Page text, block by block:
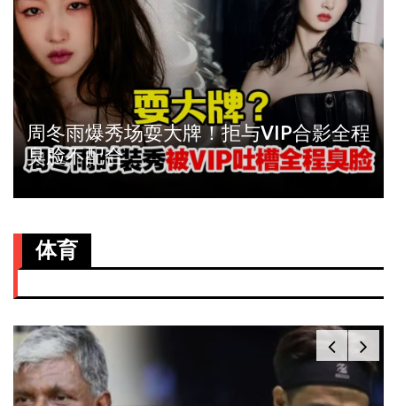
周冬雨爆秀场耍大牌！拒与VIP合影全程
臭脸不配合
体育